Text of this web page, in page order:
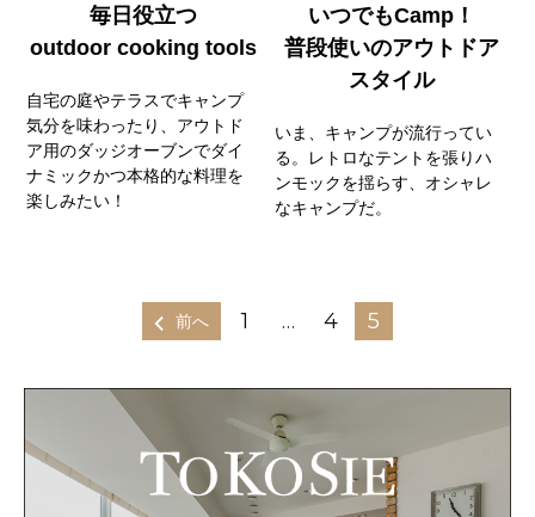
毎日役立つ
outdoor cooking tools
自宅の庭やテラスでキャンプ
気分を味わったり、アウトド
ア用のダッジオーブンでダイ
ナミックかつ本格的な料理を
楽しみたい！
いつでもCamp！
普段使いのアウトドア
スタイル
いま、キャンプが流行ってい
る。レトロなテントを張りハ
ンモックを揺らす、オシャレ
なキャンプだ。
前へ 1 … 4 5